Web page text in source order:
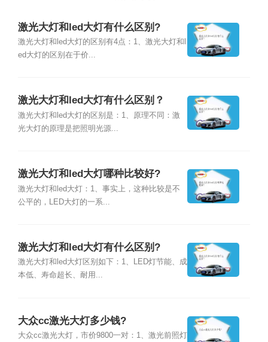
激光大灯和led大灯有什么区别?
激光大灯和led大灯的区别有4点：1、激光大灯和l
ed大灯的区别在于价...
激光大灯和led大灯有什么区别？
激光大灯和led大灯的区别是：1、原理不同：激
光大灯的原理是把照明光源...
激光大灯和led大灯哪种比较好?
激光大灯和led大灯：1、事实上，这种比较是不
公平的，LED大灯的一系...
激光大灯和led大灯有什么区别?
激光大灯和led大灯区别如下：1、LED灯节能、成
本低、寿命超长、耐用...
大众cc激光大灯多少钱?
大众cc激光大灯，市价9800一对：1、激光前照灯